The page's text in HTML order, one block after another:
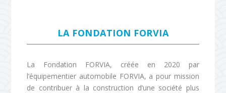
LA FONDATION FORVIA
La Fondation FORVIA, créée en 2020 par
l’équipementier automobile FORVIA, a pour mission
de contribuer à la construction d’une société plus